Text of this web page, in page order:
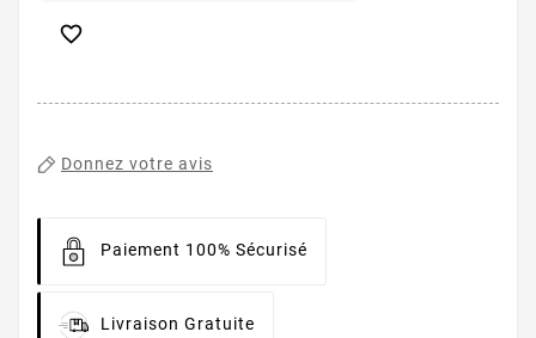

Donnez votre avis
Paiement 100% Sécurisé
Livraison Gratuite